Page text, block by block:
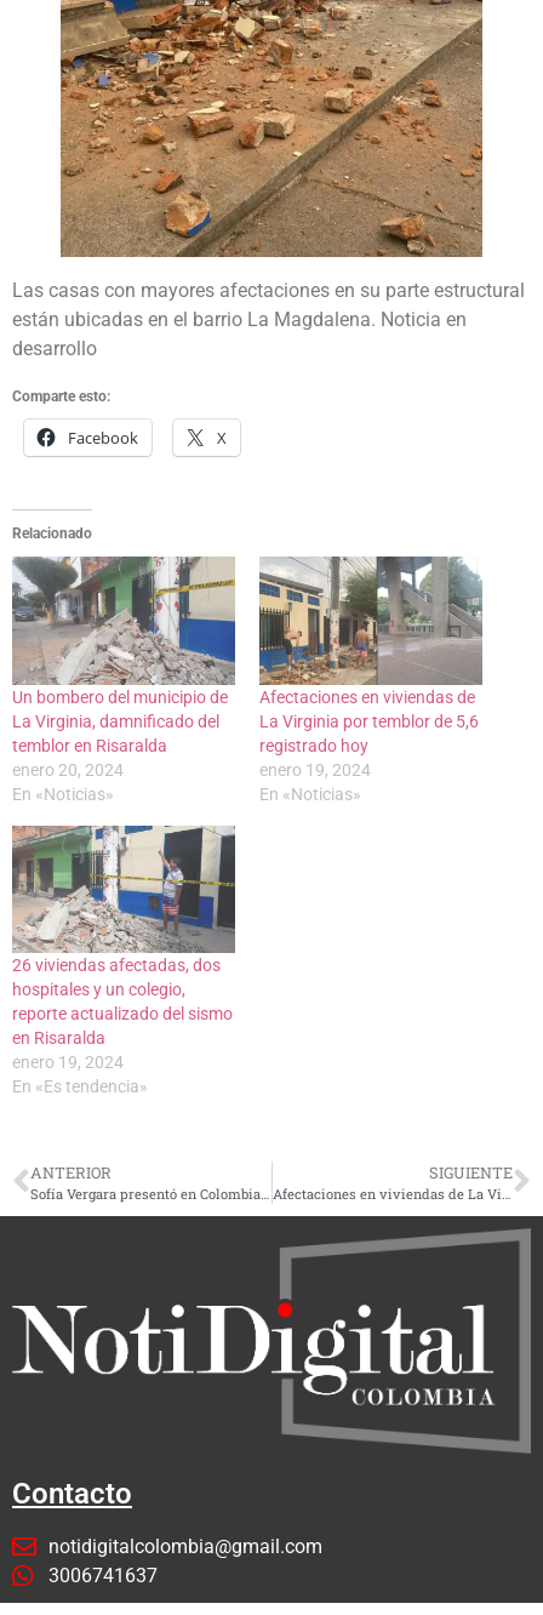
Las casas con mayores afectaciones en su parte estructural
están ubicadas en el barrio La Magdalena. Noticia en
desarrollo
Comparte esto:
Facebook X
Relacionado
Un bombero del municipio de
La Virginia, damnificado del
temblor en Risaralda
enero 20, 2024
En «Noticias»
Afectaciones en viviendas de
La Virginia por temblor de 5,6
registrado hoy
enero 19, 2024
En «Noticias»
26 viviendas afectadas, dos
hospitales y un colegio,
reporte actualizado del sismo
en Risaralda
enero 19, 2024
En «Es tendencia»
ANTERIOR SIGUIENTE
Contacto
notidigitalcolombia@gmail.com
3006741637